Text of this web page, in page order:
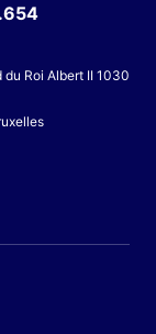
Roi Albert II 1030